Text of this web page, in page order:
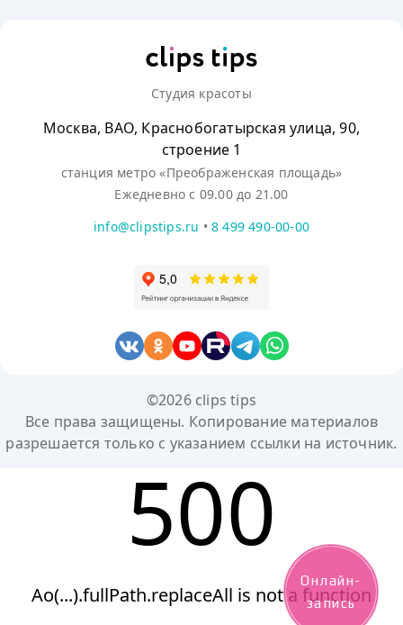
Студия красоты
Москва, ВАО, Краснобогатырская улица, 90,
строение 1
станция метро «Преображенская площадь»
Ежедневно с 09.00 до 21.00
info@clipstips.ru • 8 499 490-00-00
©2026 clips tips
Все права защищены. Копирование материалов
разрешается только с указанием ссылки на источник.
500
Ao(...).fullPath.replaceAll is not a function
Онлайн-
запись